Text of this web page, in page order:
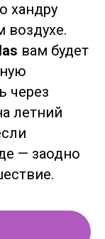
хандру
воздухе.
вам будет
через
летний
— заодно